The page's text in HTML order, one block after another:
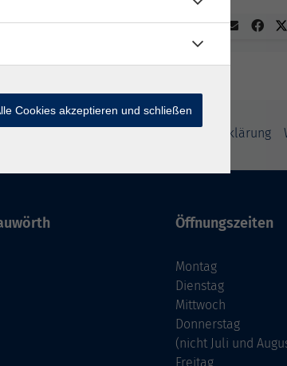
Datenschutzerklärung
Öffnungszeiten
Montag
Dienstag
Mittwoch
Donnerstag
(nicht Juli und
Freitag
Cookies akzeptieren und schließen